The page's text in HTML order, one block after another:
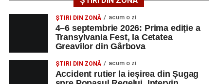
Accident pe strada Dorobanți din Sebeș: fermeie
de 66 de ani rănită grav, după ce a fost lovită de o
motocicletă
4–6 septembrie 2026: Prima ediție a Transylvania
Fest, la Cetatea Greavilor din Gârbova
ȘTIRI DIN ZONĂ acum o zi
4–6 septembrie 2026: Prima ediție a
Transylvania Fest, la Cetatea
Greavilor din Gârbova
ȘTIRI DIN ZONĂ acum o zi
Accident rutier la ieșirea din Șugag